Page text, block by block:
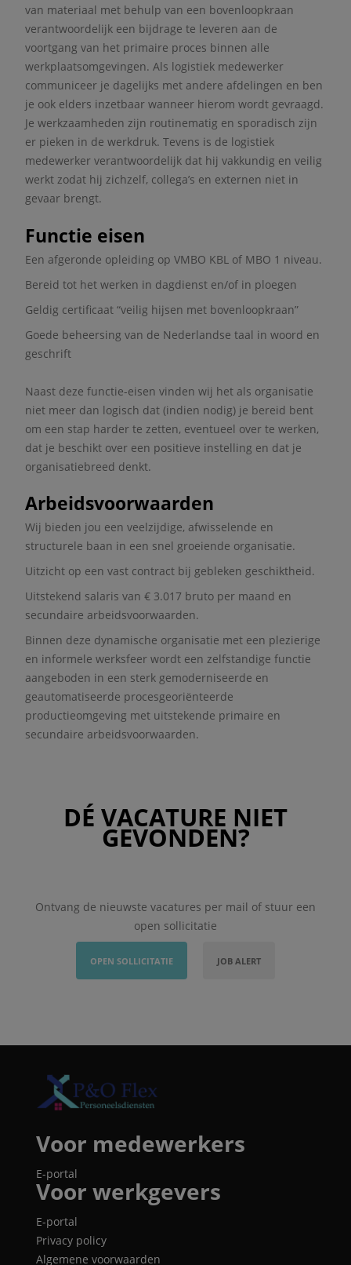
van materiaal met behulp van een bovenloopkraan
verantwoordelijk een bijdrage te leveren aan de
voortgang van het primaire proces binnen alle
werkplaatsomgevingen. Als logistiek medewerker
communiceer je dagelijks met andere afdelingen en ben
je ook elders inzetbaar wanneer hierom wordt gevraagd.
Je werkzaamheden zijn routinematig en sporadisch zijn
er pieken in de werkdruk. Tevens is de logistiek
medewerker verantwoordelijk dat hij vakkundig en veilig
werkt zodat hij zichzelf, collega’s en externen niet in
gevaar brengt.
Functie eisen
Een afgeronde opleiding op VMBO KBL of MBO 1 niveau.
Bereid tot het werken in dagdienst en/of in ploegen
Geldig certificaat “veilig hijsen met bovenloopkraan”
Goede beheersing van de Nederlandse taal in woord en
geschrift
Naast deze functie-eisen vinden wij het als organisatie
niet meer dan logisch dat (indien nodig) je bereid bent
om een stap harder te zetten, eventueel over te werken,
dat je beschikt over een positieve instelling en dat je
organisatiebreed denkt.
Arbeidsvoorwaarden
Wij bieden jou een veelzijdige, afwisselende en
structurele baan in een snel groeiende organisatie.
Uitzicht op een vast contract bij gebleken geschiktheid.
Uitstekend salaris van € 3.017 bruto per maand en
secundaire arbeidsvoorwaarden.
Binnen deze dynamische organisatie met een plezierige
en informele werksfeer wordt een zelfstandige functie
aangeboden in een sterk gemoderniseerde en
geautomatiseerde procesgeoriënteerde
productieomgeving met uitstekende primaire en
secundaire arbeidsvoorwaarden.
DÉ VACATURE NIET
GEVONDEN?
Ontvang de nieuwste vacatures per mail of stuur een
open sollicitatie
OPEN SOLLICITATIE JOB ALERT
Voor medewerkers
E-portal
Voor werkgevers
E-portal
Privacy policy
Algemene voorwaarden